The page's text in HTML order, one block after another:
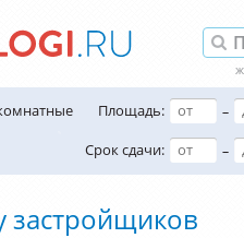
Площадь:
–
Срок сдачи:
–
застройщиков